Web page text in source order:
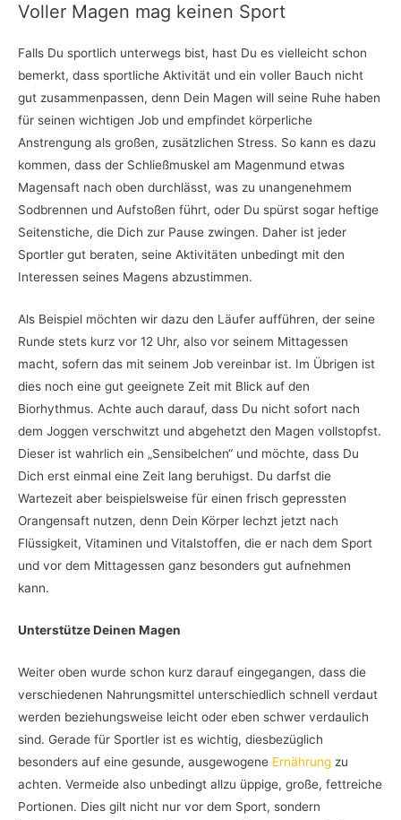
Voller Magen mag keinen Sport
Falls Du sportlich unterwegs bist, hast Du es vielleicht schon
bemerkt, dass sportliche Aktivität und ein voller Bauch nicht
gut zusammenpassen, denn Dein Magen will seine Ruhe haben
für seinen wichtigen Job und empfindet körperliche
Anstrengung als großen, zusätzlichen Stress. So kann es dazu
kommen, dass der Schließmuskel am Magenmund etwas
Magensaft nach oben durchlässt, was zu unangenehmem
Sodbrennen und Aufstoßen führt, oder Du spürst sogar heftige
Seitenstiche, die Dich zur Pause zwingen. Daher ist jeder
Sportler gut beraten, seine Aktivitäten unbedingt mit den
Interessen seines Magens abzustimmen.
Als Beispiel möchten wir dazu den Läufer aufführen, der seine
Runde stets kurz vor 12 Uhr, also vor seinem Mittagessen
macht, sofern das mit seinem Job vereinbar ist. Im Übrigen ist
dies noch eine gut geeignete Zeit mit Blick auf den
Biorhythmus. Achte auch darauf, dass Du nicht sofort nach
dem Joggen verschwitzt und abgehetzt den Magen vollstopfst.
Dieser ist wahrlich ein „Sensibelchen“ und möchte, dass Du
Dich erst einmal eine Zeit lang beruhigst. Du darfst die
Wartezeit aber beispielsweise für einen frisch gepressten
Orangensaft nutzen, denn Dein Körper lechzt jetzt nach
Flüssigkeit, Vitaminen und Vitalstoffen, die er nach dem Sport
und vor dem Mittagessen ganz besonders gut aufnehmen
kann.
Unterstütze Deinen Magen
Weiter oben wurde schon kurz darauf eingegangen, dass die
verschiedenen Nahrungsmittel unterschiedlich schnell verdaut
werden beziehungsweise leicht oder eben schwer verdaulich
sind. Gerade für Sportler ist es wichtig, diesbezüglich
besonders auf eine gesunde, ausgewogene Ernährung zu
achten. Vermeide also unbedingt allzu üppige, große, fettreiche
Portionen. Dies gilt nicht nur vor dem Sport, sondern